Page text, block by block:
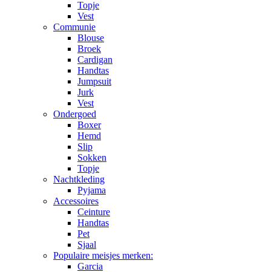
Topje
Vest
Communie
Blouse
Broek
Cardigan
Handtas
Jumpsuit
Jurk
Vest
Ondergoed
Boxer
Hemd
Slip
Sokken
Topje
Nachtkleding
Pyjama
Accessoires
Ceinture
Handtas
Pet
Sjaal
Populaire meisjes merken:
Garcia